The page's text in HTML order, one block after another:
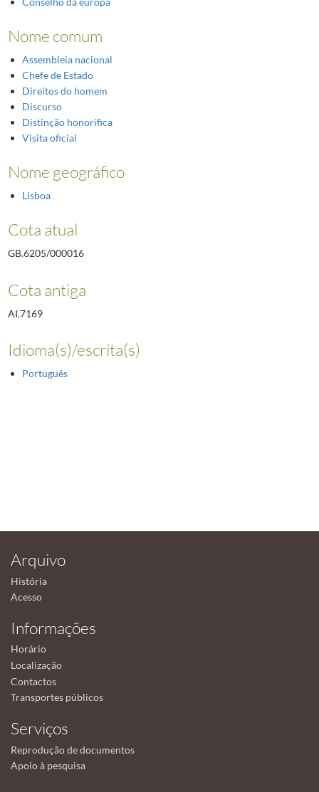
Nome comum
Assembleia nacional
Chefe de Estado
Direitos do homem
Discurso
Distinção honorífica
Visita oficial
Nome geográfico
Lisboa
Cota atual
GB.6205/000016
Cota antiga
AI.7169
Idioma(s)/escrita(s)
Português
Arquivo
História
Acesso
Informações
Horário
Localização
Contactos
Transportes públicos
Serviços
Reprodução de documentos
Apoio à pesquisa